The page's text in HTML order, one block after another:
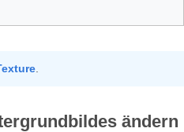
ändern